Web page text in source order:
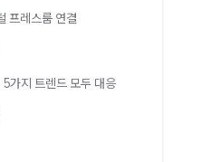
프레스룸 연결
가지 트렌드 모두 대응